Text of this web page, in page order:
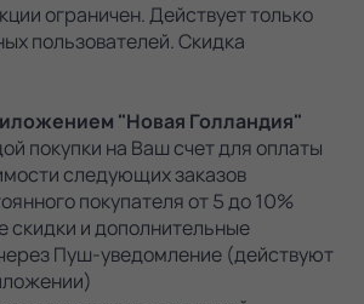
ограничен. Действует только
пользователей. Скидка
"Новая Голландия"
покупки на Ваш счет для оплаты
следующих заказов
покупателя от 5 до 10%
и дополнительные
Пуш-уведомление (действуют